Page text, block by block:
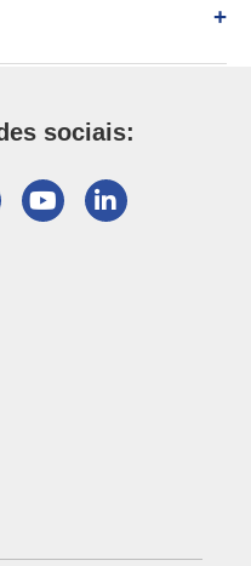
sociais: